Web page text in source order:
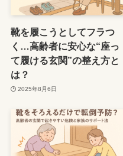
靴を履こうとしてフラつ
く…高齢者に安心な“座っ
て履ける玄関”の整え方と
は？
2025年8月6日